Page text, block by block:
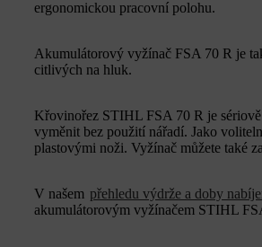
ergonomickou pracovní polohu.
Akumulátorový vyžínač FSA 70 R je
citlivých na hluk.
Křovinořez STIHL FSA 70 R je
vyměnit bez použití nářadí. Jako
plastovými noži. Vyžínač můžete také
V našem přehledu výdrže a doby
akumulátorovým vyžínačem STIHL